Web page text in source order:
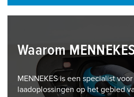
Waarom
MENNEKES is een specialist
laadoplossingen op het gebied